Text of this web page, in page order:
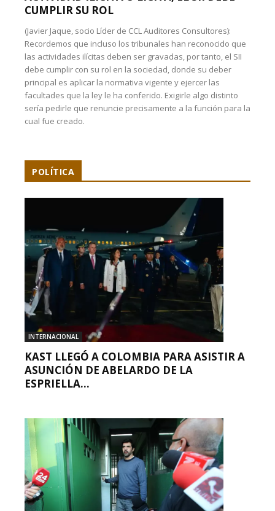
CUMPLIR SU ROL
(Javier Jaque, socio Líder de CCL Auditores Consultores):
Recordemos que incluso los tribunales han reconocido que
las actividades ilícitas deben ser gravadas, por tanto, el SII
debe cumplir con su rol en la sociedad, donde su deber
principal es aplicar la normativa vigente y ejercer las
facultades que la ley le ha conferido. Exigirle algo distinto
sería pedirle que renuncie precisamente a la función para la
cual fue creado.
POLÍTICA
INTERNACIONAL
KAST LLEGÓ A COLOMBIA PARA ASISTIR A
ASUNCIÓN DE ABELARDO DE LA
ESPRIELLA...